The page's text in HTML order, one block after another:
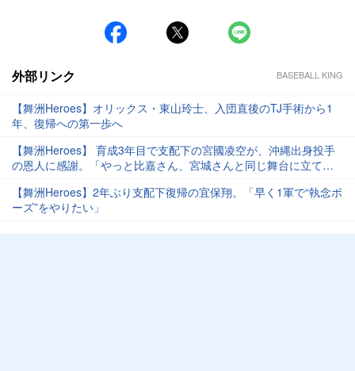
外部リンク BASEBALL KING
【舞洲Heroes】オリックス・東山玲士、入団直後のTJ手術から1
年、復帰への第一歩へ
【舞洲Heroes】 育成3年目で支配下の宮國凌空が、沖縄出身投手
の恩人に感謝。「やっと比嘉さん、宮城さんと同じ舞台に立て
【舞洲Heroes】2年ぶり支配下復帰の宜保翔。「早く1軍で“執念ポ
ーズ”をやりたい」